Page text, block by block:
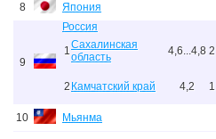
8 Япония
9
Россия
1Сахалинская
область
4,6...4,8 2
2 Камчатский край 4,2 1
10 Мьянма